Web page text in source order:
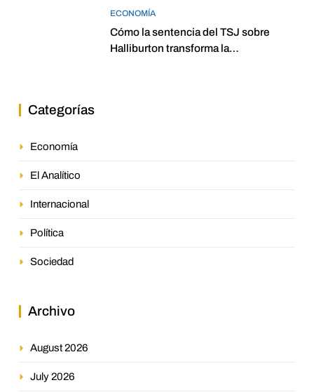
ECONOMÍA
Cómo la sentencia del TSJ sobre
Halliburton transforma la
Categorías
Economía
El Analítico
Internacional
Política
Sociedad
Archivo
August 2026
July 2026